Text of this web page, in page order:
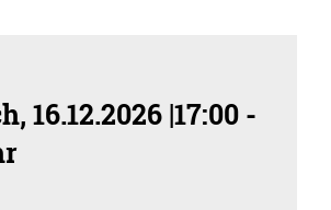
16.12.2026 |17:00 -